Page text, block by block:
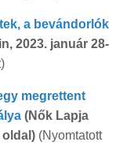
a bevándorlók
2023. január 28-
megrettent
(Nők Lapja
oldal) (Nyomtatott